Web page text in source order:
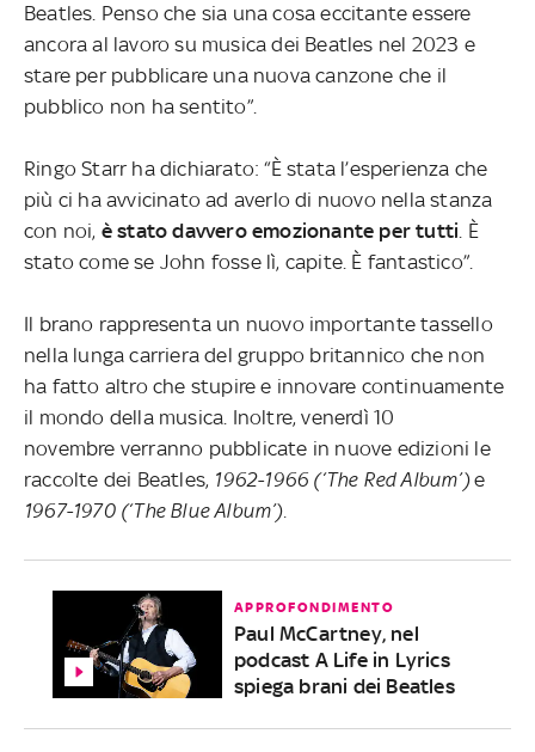
Beatles. Penso che sia una cosa eccitante essere
ancora al lavoro su musica dei Beatles nel 2023 e
stare per pubblicare una nuova canzone che il
pubblico non ha sentito”.
Ringo Starr ha dichiarato: “È stata l’esperienza che
più ci ha avvicinato ad averlo di nuovo nella stanza
con noi, è stato davvero emozionante per tutti . È
stato come se John fosse lì, capite. È fantastico”.
Il brano rappresenta un nuovo importante tassello
nella lunga carriera del gruppo britannico che non
ha fatto altro che stupire e innovare continuamente
il mondo della musica. Inoltre, venerdì 10
novembre verranno pubblicate in nuove edizioni le
raccolte dei Beatles, 1962-1966 (‘The Red Album’)e
1967-1970 (‘The Blue Album’).
APPROFONDIMENTO
Paul McCartney, nel
podcast A Life in Lyrics
spiega brani dei Beatles